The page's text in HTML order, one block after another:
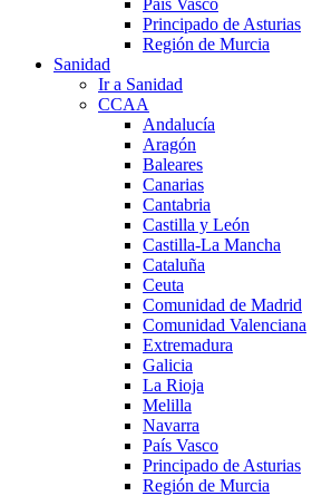
Principado de Asturias
Región de Murcia
Sanidad
Ir a Sanidad
CCAA
Andalucía
Aragón
Baleares
Canarias
Cantabria
Castilla y León
Castilla-La Mancha
Cataluña
Ceuta
Comunidad de Madrid
Comunidad Valenciana
Extremadura
Galicia
La Rioja
Melilla
Navarra
País Vasco
Principado de Asturias
Región de Murcia